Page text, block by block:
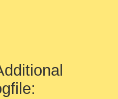
C:\Program Files
ZAO) C:\Program Files
C:\Program Files